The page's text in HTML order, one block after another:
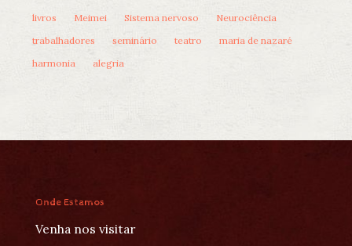
livros Meimei Sistema nervoso
Neurociência
trabalhadores
seminário teatro
maria de nazaré
harmonia
alegria
Onde Estamos
Venha nos visitar